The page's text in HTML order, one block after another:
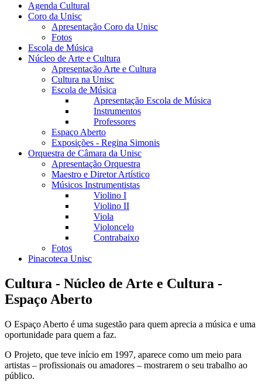
Agenda Cultural
Coro da Unisc
Apresentação Coro da Unisc
Fotos
Escola de Música
Núcleo de Arte e Cultura
Apresentação Arte e Cultura
Cultura na Unisc
Escola de Música
Apresentação Escola de Música
Instrumentos
Professores
Espaço Aberto
Exposições - Regina Simonis
Orquestra de Câmara da Unisc
Apresentação Orquestra
Maestro e Diretor Artístico
Músicos Instrumentistas
Violino I
Violino II
Viola
Violoncelo
Contrabaixo
Fotos
Pinacoteca Unisc
Cultura - Núcleo de Arte e Cultura -
Espaço Aberto
O Espaço Aberto é uma sugestão para quem aprecia a música e uma
oportunidade para quem a faz.
O Projeto, que teve início em 1997, aparece como um meio para
artistas – profissionais ou amadores – mostrarem o seu trabalho ao
público.